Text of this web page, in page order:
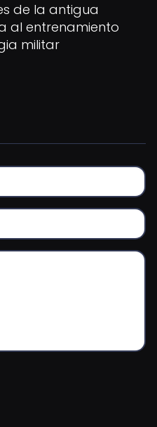
de la antigua
al entrenamiento
militar